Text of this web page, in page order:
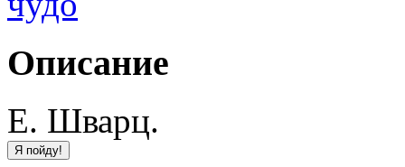
Описание
Е. Шварц.